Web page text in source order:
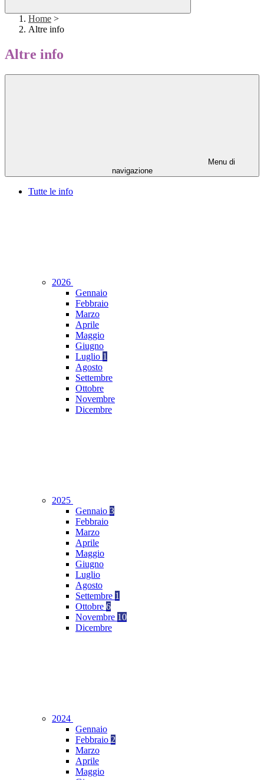
Home >
Altre info
Altre info
Menu di
navigazione
Tutte le info
2026
Gennaio
Febbraio
Marzo
Aprile
Maggio
Giugno
Luglio 1
Agosto
Settembre
Ottobre
Novembre
Dicembre
2025
Gennaio 3
Febbraio
Marzo
Aprile
Maggio
Giugno
Luglio
Agosto
Settembre 1
Ottobre 6
Novembre 10
Dicembre
2024
Gennaio
Febbraio 2
Marzo
Aprile
Maggio